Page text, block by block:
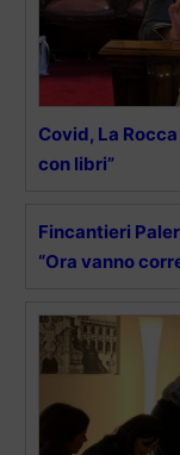
Covid, La
con libri”
Fincantieri
“Ora vanno